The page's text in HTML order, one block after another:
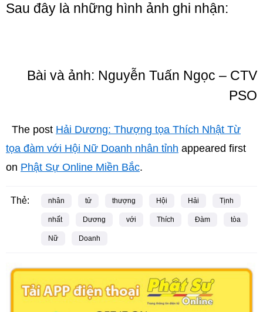
Sau đây là những hình ảnh ghi nhận:
Bài và ảnh: Nguyễn Tuấn Ngọc – CTV
PSO
The post Hải Dương: Thượng tọa Thích Nhật Từ
tọa đàm với Hội Nữ Doanh nhân tỉnh appeared first
on Phật Sự Online Miền Bắc.
Thẻ: nhân tử thượng Hội Hải Tịnh
nhất Dương với Thích Đàm tòa
Nữ Doanh